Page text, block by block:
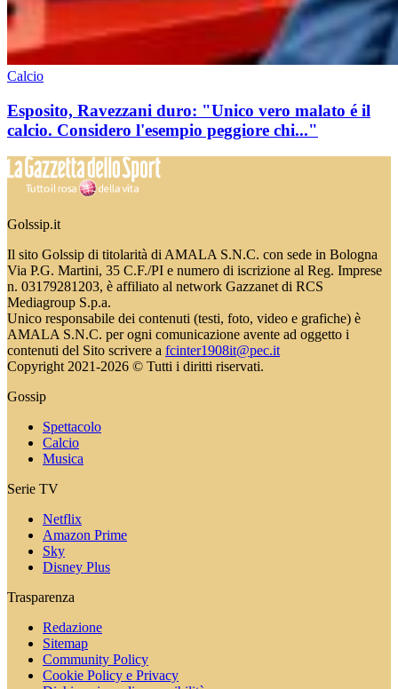
Calcio
Esposito, Ravezzani duro: "Unico vero malato é il
calcio. Considero l'esempio peggiore chi..."
Golssip.it
Il sito Golssip di titolarità di AMALA S.N.C. con sede in Bologna
Via P.G. Martini, 35 C.F./PI e numero di iscrizione al Reg. Imprese
n. 03179281203, è affiliato al network Gazzanet di RCS
Mediagroup S.p.a.
Unico responsabile dei contenuti (testi, foto, video e grafiche) è
AMALA S.N.C. per ogni comunicazione avente ad oggetto i
contenuti del Sito scrivere a fcinter1908it@pec.it
Copyright 2021-2026 © Tutti i diritti riservati.
Gossip
Spettacolo
Calcio
Musica
Serie TV
Netflix
Amazon Prime
Sky
Disney Plus
Trasparenza
Redazione
Sitemap
Community Policy
Cookie Policy e Privacy